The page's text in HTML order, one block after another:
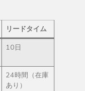
リードタイム
10日
24時間（在庫
あり）